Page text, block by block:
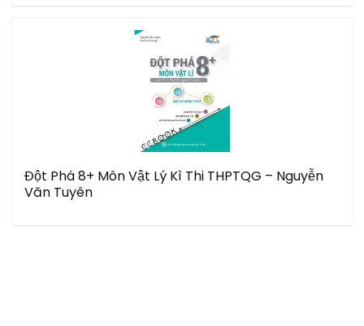
Đột Phá 8+ Môn Vật Lý Kì Thi THPTQG – Nguyễn
Văn Tuyên